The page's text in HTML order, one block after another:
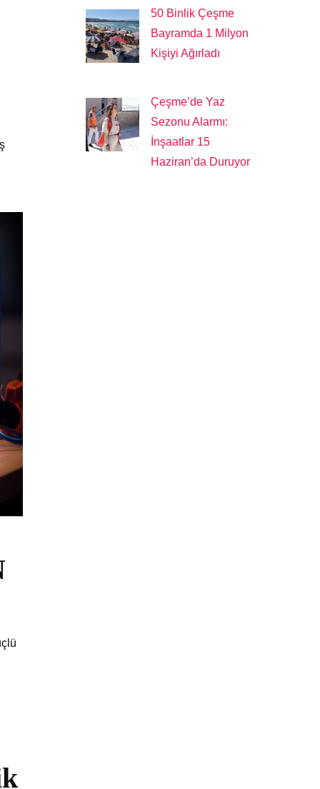
50 Binlik Çeşme
Bayramda 1 Milyon
Kişiyi Ağırladı
Çeşme’de Yaz
Sezonu Alarmı:
İnşaatlar 15
Haziran’da Duruyor